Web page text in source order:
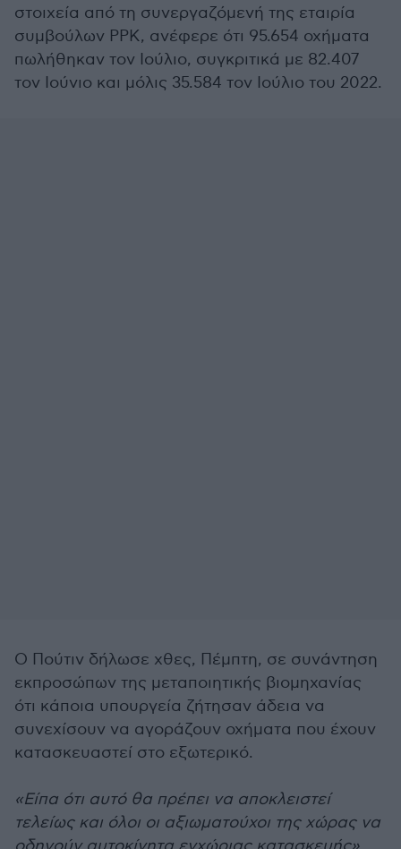
στοιχεία από τη συνεργαζόμενή της εταιρία
συμβούλων PPK, ανέφερε ότι 95.654 οχήματα
πωλήθηκαν τον Ιούλιο, συγκριτικά με 82.407
τον Ιούνιο και μόλις 35.584 τον Ιούλιο του 2022.
Ο Πούτιν δήλωσε χθες, Πέμπτη, σε συνάντηση
εκπροσώπων της μεταποιητικής βιομηχανίας
ότι κάποια υπουργεία ζήτησαν άδεια να
συνεχίσουν να αγοράζουν οχήματα που έχουν
κατασκευαστεί στο εξωτερικό.
«Είπα ότι αυτό θα πρέπει να αποκλειστεί
τελείως και όλοι οι αξιωματούχοι της χώρας να